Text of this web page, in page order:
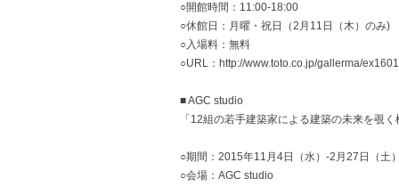
○開館時間：11:00-18:00
○休館日：月曜・祝日（2月11日（木）のみ)
○入場料：無料
○URL：http://www.toto.co.jp/gallerma/
■ AGC studio
「12組の若手建築家による建築の未来を覗
○期間：2015年11月4日（水）-2月27日（土
○会場：AGC studio